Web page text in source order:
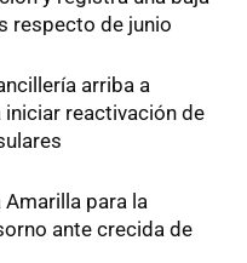
respecto de junio
arriba a
iniciar reactivación de
Amarilla para la
ante crecida de